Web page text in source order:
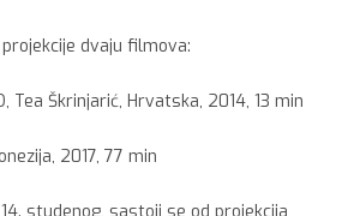
dvaju filmova:
Tea Škrinjarić, Hrvatska, 2014, 13 min
2017, 77 min